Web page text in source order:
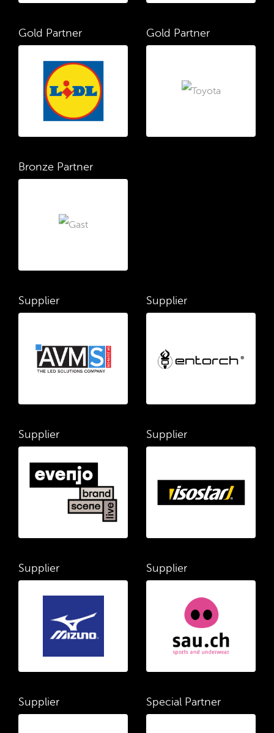
Gold Partner Gold Partner
Bronze Partner
Supplier Supplier
Supplier Supplier
Supplier Supplier
Supplier Special Partner